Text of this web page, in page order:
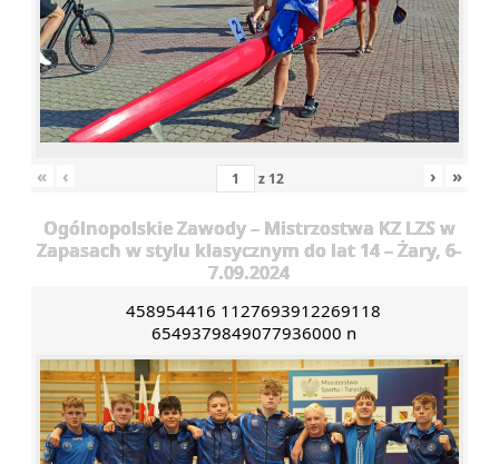
« ‹ z 12 › »
Ogólnopolskie Zawody – Mistrzostwa KZ LZS w
Zapasach w stylu klasycznym do lat 14 – Żary, 6-
7.09.2024
458954416 1127693912269118
6549379849077936000 n